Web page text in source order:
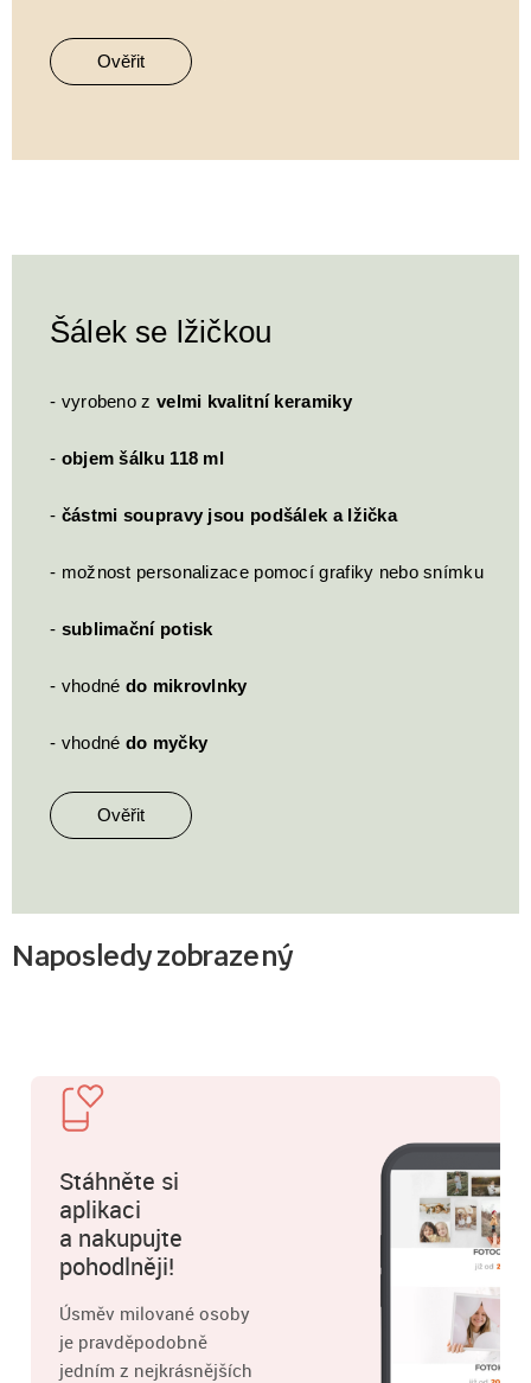
Ověřit
Šálek se lžičkou
- vyrobeno z velmi kvalitní keramiky
- objem šálku 118 ml
- částmi soupravy jsou podšálek a lžička
- možnost personalizace pomocí grafiky nebo snímku
- sublimační potisk
- vhodné do mikrovlnky
- vhodné do myčky
Ověřit
Naposledy zobrazený
Stáhněte si
aplikaci
a nakupujte
pohodlněji!
Úsměv milované osoby
je pravděpodobně
jedním z nejkrásnějších